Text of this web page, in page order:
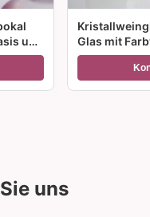
und
und
Glas mit
Geschenke
uns